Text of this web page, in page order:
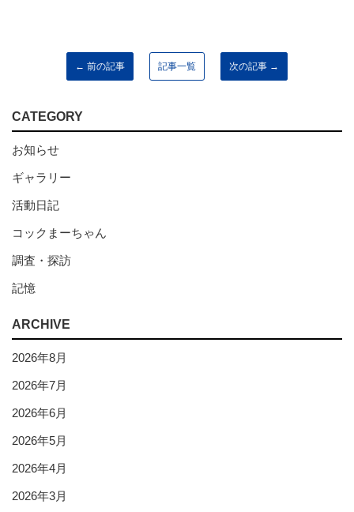
← 前の記事 記事一覧 次の記事 →
CATEGORY
お知らせ
ギャラリー
活動日記
コックまーちゃん
調査・探訪
記憶
ARCHIVE
2026年8月
2026年7月
2026年6月
2026年5月
2026年4月
2026年3月